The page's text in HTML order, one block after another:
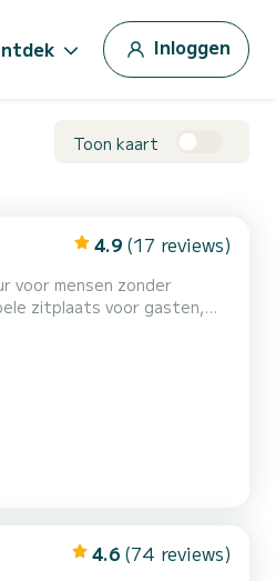
Inloggen
Toon kaart
4.9 (17 reviews)
voor mensen zonder
4.6 (74 reviews)